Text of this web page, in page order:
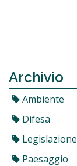
Archivio
Ambiente
Difesa
Legislazione
Paesaggio